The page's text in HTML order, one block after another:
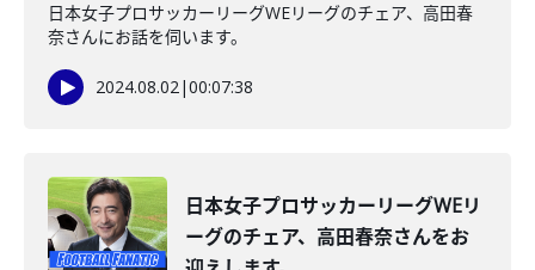
日本女子プロサッカーリーグWEリーグのチェア、高田春
奈さんにお話を伺います。
2024.08.02|00:07:38
日本女子プロサッカーリーグWEリ
ーグのチェア、高田春奈さんをお